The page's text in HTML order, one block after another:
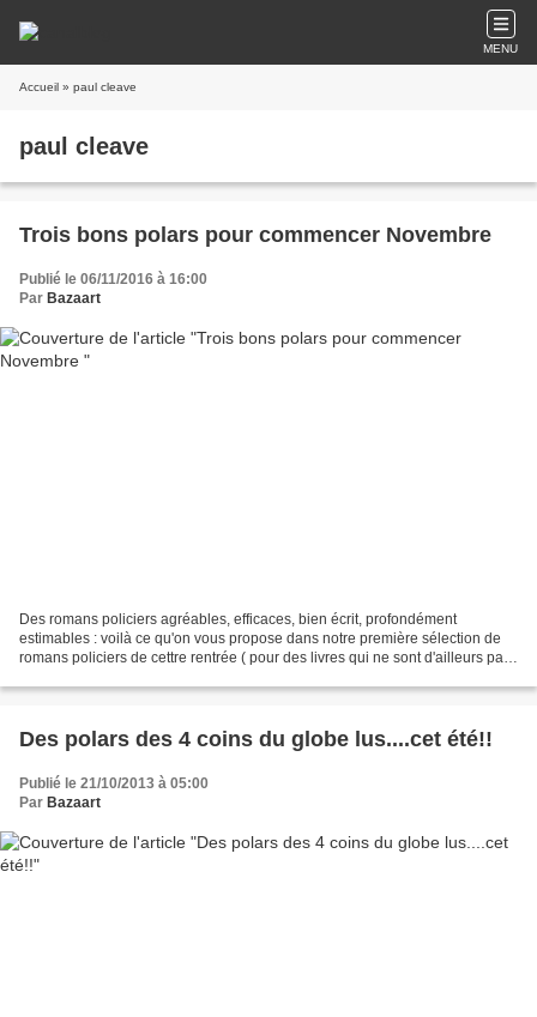
MENU
Accueil » paul cleave
paul cleave
Trois bons polars pour commencer Novembre
Publié le 06/11/2016 à 16:00
Par Bazaart
Des romans policiers agréables, efficaces, bien écrit, profondément
estimables : voilà ce qu'on vous propose dans notre première sélection de
romans policiers de cettre rentrée ( pour des livres qui ne sont d'ailleurs pas
Des polars des 4 coins du globe lus....cet été!!
Publié le 21/10/2013 à 05:00
Par Bazaart